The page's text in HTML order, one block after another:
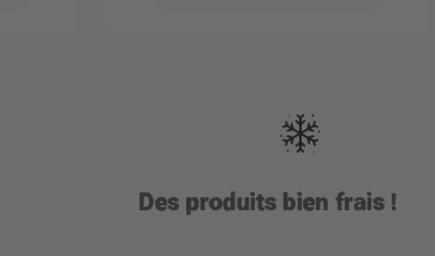
Des produits bien frais !